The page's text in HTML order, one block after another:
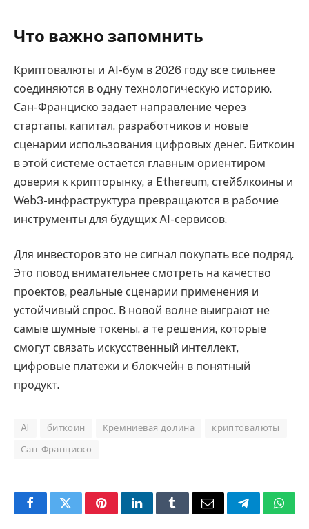
Что важно запомнить
Криптовалюты и AI-бум в 2026 году все сильнее
соединяются в одну технологическую историю.
Сан-Франциско задает направление через
стартапы, капитал, разработчиков и новые
сценарии использования цифровых денег. Биткоин
в этой системе остается главным ориентиром
доверия к крипторынку, а Ethereum, стейблкоины и
Web3-инфраструктура превращаются в рабочие
инструменты для будущих AI-сервисов.
Для инвесторов это не сигнал покупать все подряд.
Это повод внимательнее смотреть на качество
проектов, реальные сценарии применения и
устойчивый спрос. В новой волне выиграют не
самые шумные токены, а те решения, которые
смогут связать искусственный интеллект,
цифровые платежи и блокчейн в понятный
продукт.
AI биткоин Кремниевая долина криптовалюты
Сан-Франциско
FacebookTwitterPinterestLinkedInTumblrEmail Telegram